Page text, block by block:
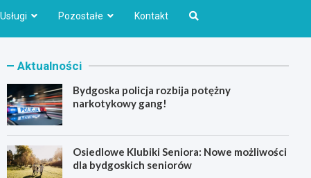
Usługi Pozostałe Kontakt
Aktualności
Bydgoska policja rozbija potężny
narkotykowy gang!
Osiedlowe Klubiki Seniora: Nowe możliwości
dla bydgoskich seniorów